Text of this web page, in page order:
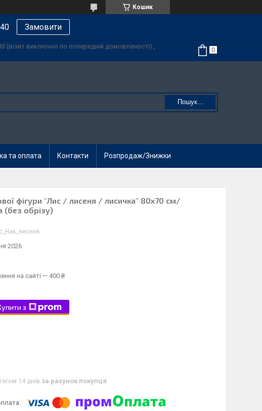
Кошик
Замовити
(візит виключно по попередній домовленості).,
Пошук...
та оплата Контакти Розпродаж/Знижки
фігури "Лис / лисеня / лисичка" 80х70 см/
(без обрізу)
2026
на сайті — 400 ₴
з
14 днів за рахунок покупця